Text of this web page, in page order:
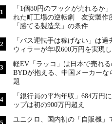
「1個80円のフックが売れるか
れた町工場の逆転劇 友安製作
「勝てる製造業」の条件
「バス運転手は稼げない」は
ウィラーが年収600万円を実現
軽EV「ラッコ」は日本で売れ
BYDが抱える、中国メーカーな
題
「銀行員の平均年収」684万円
ップは初の900万円超え
ユニクロ、国内初の「自販機」